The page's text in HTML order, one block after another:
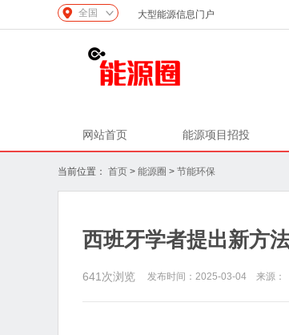
全国 大型能源信息门户
网站首页 能源项目招投
当前位置： 首页 > 能源圈 > 节能环保
西班牙学者提出新方
641 次浏览 发布时间：2025-03-04 来源：